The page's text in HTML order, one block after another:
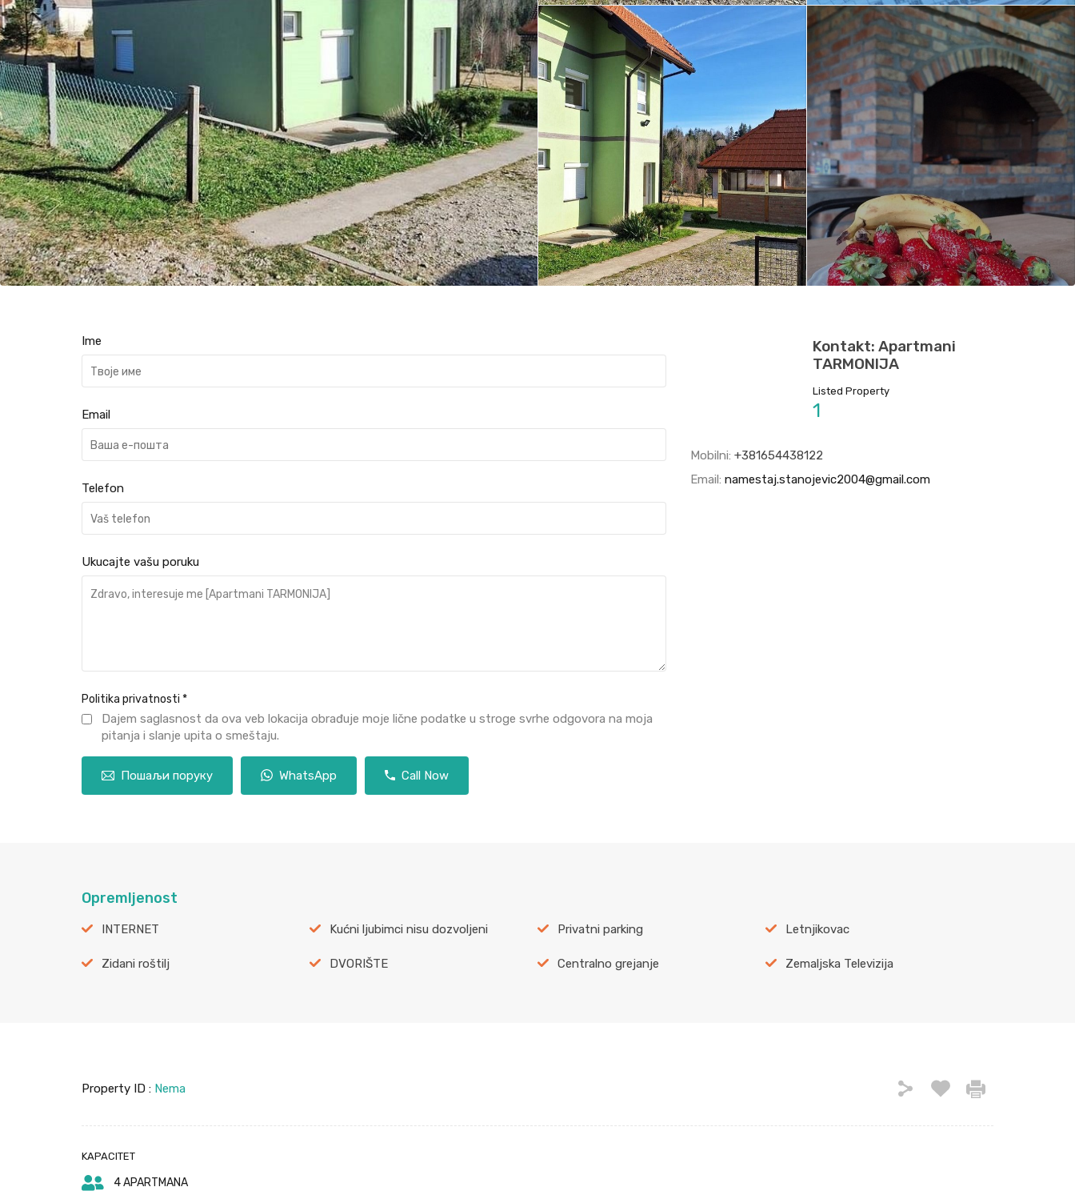
Kontakt: Apartmani
TARMONIJA
Listed Property
1
Mobilni: +381654438122
Email: namestaj.stanojevic2004@gmail.com
Ime
Email
Telefon
Ukucajte vašu poruku
Politika privatnosti *
Dajem saglasnost da ova veb lokacija obrađuje moje lične podatke u stroge svrhe odgovora na moja
pitanja i slanje upita o smeštaju.
Пошаљи поруку WhatsApp Call Now
Opremljenost
INTERNET Kućni ljubimci nisu dozvoljeni Privatni parking Letnjikovac
Zidani roštilj DVORIŠTE Centralno grejanje Zemaljska Televizija
Property ID : Nema
KAPACITET
4 APARTMANA